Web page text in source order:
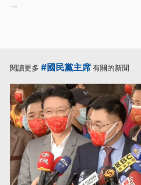
...
閱讀更多 #國民黨主席 有關的新聞